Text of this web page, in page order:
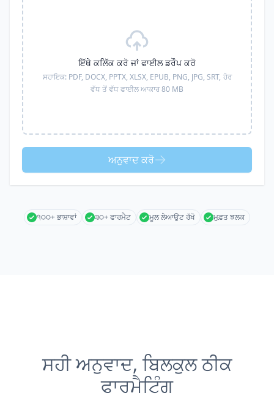
ਇੱਥੇ ਕਲਿੱਕ ਕਰੋ ਜਾਂ ਫਾਈਲ ਡਰੌਪ ਕਰੋ
ਸਹਾਇਕ: PDF, DOCX, PPTX, XLSX, EPUB, PNG, JPG, SRT, ਹੋਰ
ਵੱਧ ਤੋਂ ਵੱਧ ਫਾਈਲ ਆਕਾਰ 80 MB
ਅਨੁਵਾਦ ਕਰੋ
੧੦੦+ ਭਾਸ਼ਾਵਾਂ ੩੦+ ਫਾਰਮੈਟ ਮੂਲ ਲੇਆਉਟ ਰੱਖੋ ਮੁਫ਼ਤ ਝਲਕ
ਸਹੀ ਅਨੁਵਾਦ, ਬਿਲਕੁਲ ਠੀਕ
ਫਾਰਮੈਟਿੰਗ